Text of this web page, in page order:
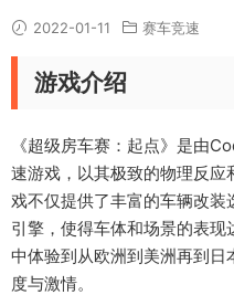
2022-01-11 赛车竞速
游戏介绍
《超级房车赛：起点》是由
速游戏，以其极致的物理反
戏不仅提供了丰富的车辆改装
引擎，使得车体和场景的表
中体验到从欧洲到美洲再到
度与激情。